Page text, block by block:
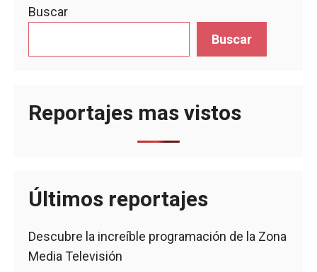
Buscar
Buscar
Reportajes mas vistos
Últimos reportajes
Descubre la increíble programación de la Zona
Media Televisión